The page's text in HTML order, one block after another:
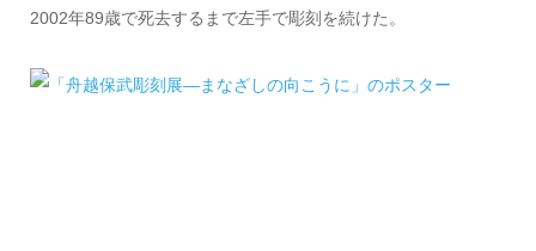
2002年89歳で死去するまで左手で彫刻を続けた。